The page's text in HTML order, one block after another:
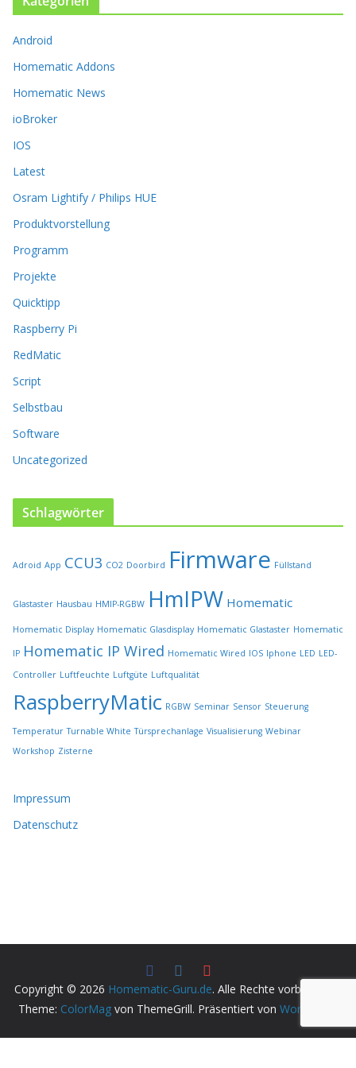
e
p
t
o
n
n
k
n
e
n
u
f
e
r
r
d
u
e
t
e
w
h
l
t
w
e
d
n
Android
Homematic Addons
Homematic News
ioBroker
IOS
Latest
Osram Lightify / Philips HUE
Produktvorstellung
Programm
Projekte
Quicktipp
Raspberry Pi
RedMatic
Script
Selbstbau
Software
Uncategorized
Schlagwörter
Adroid App CCU3 CO2 Doorbird Firmware Füllstand
Glastaster Hausbau HMIP-RGBW HmIPW Homematic
Homematic Display Homematic Glasdisplay Homematic Glastaster Homematic
IP Homematic IP Wired Homematic Wired IOS Iphone LED LED-
Controller Luftfeuchte Luftgüte Luftqualität
RaspberryMatic RGBW Seminar Sensor Steuerung
Temperatur Turnable White Türsprechanlage Visualisierung Webinar
Workshop Zisterne
Impressum
Datenschutz
Copyright © 2026 Homematic-Guru.de. Alle Rechte vorbehalten.
Theme: ColorMagvon ThemeGrill. Präsentiert von WordPress